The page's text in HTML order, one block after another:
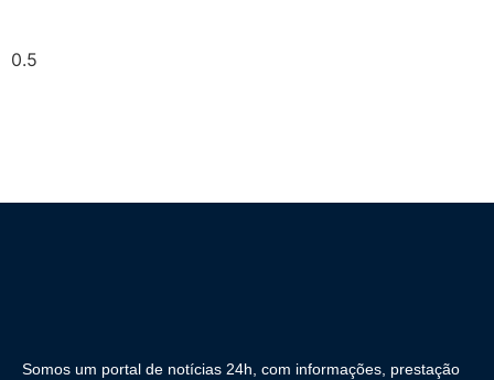
Somos um portal de notícias 24h, com informações, prestação